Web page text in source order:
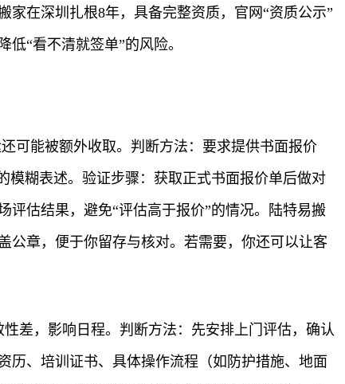
在深圳扎根8年，具备完整资质，官网“资质公示”
“看不清就签单”的风险。
可能被额外收取。判断方法：要求提供书面报价
模糊表述。验证步骤：获取正式书面报价单后做对
评估结果，避免“评估高于报价”的情况。陆特易搬
公章，便于你留存与核对。若需要，你还可以让客
差，影响日程。判断方法：先安排上门评估，确认
历、培训证书、具体操作流程（如防护措施、地面